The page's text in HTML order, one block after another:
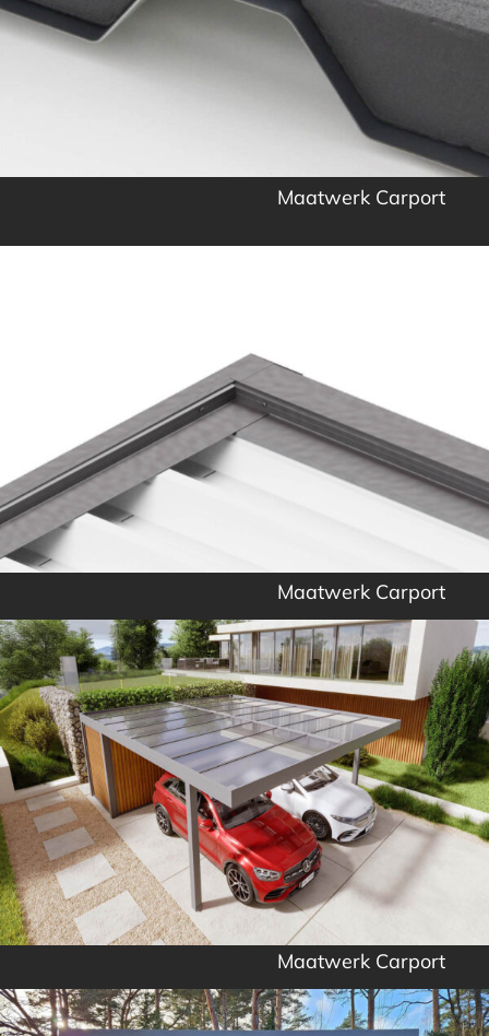
Maatwerk Carport
Maatwerk Carport
Maatwerk Carport